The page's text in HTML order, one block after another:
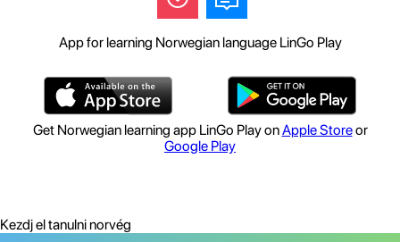
App for learning Norwegian language LinGo Play
Get Norwegian learning app LinGo Play onApple Storeor
Google Play
Kezdj el tanulni norvég